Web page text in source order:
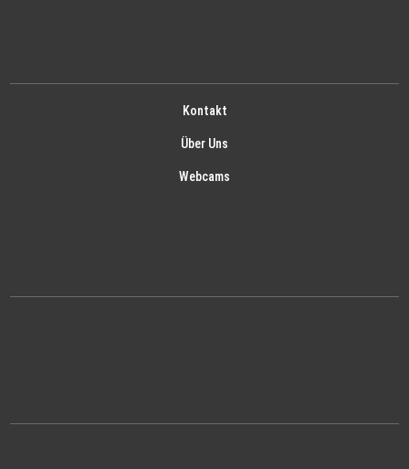
Kontakt
Über Uns
Webcams